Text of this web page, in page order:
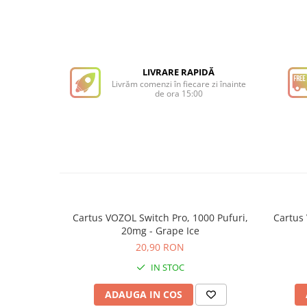
LIVRARE RAPIDĂ
Livrăm comenzi în fiecare zi înainte
de ora 15:00
Cartus VOZOL Switch Pro, 1000 Pufuri,
20mg - Grape Ice
20,90 RON
IN STOC
ADAUGA IN COS
Cartus